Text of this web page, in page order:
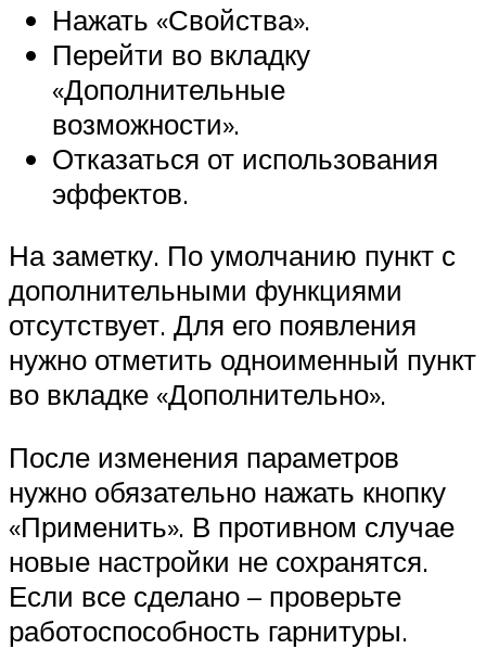
Нажать «Свойства».
Перейти во вкладку
«Дополнительные
возможности».
Отказаться от использования
эффектов.
На заметку. По умолчанию пункт с
дополнительными функциями
отсутствует. Для его появления
нужно отметить одноименный пункт
во вкладке «Дополнительно».
После изменения параметров
нужно обязательно нажать кнопку
«Применить». В противном случае
новые настройки не сохранятся.
Если все сделано – проверьте
работоспособность гарнитуры.